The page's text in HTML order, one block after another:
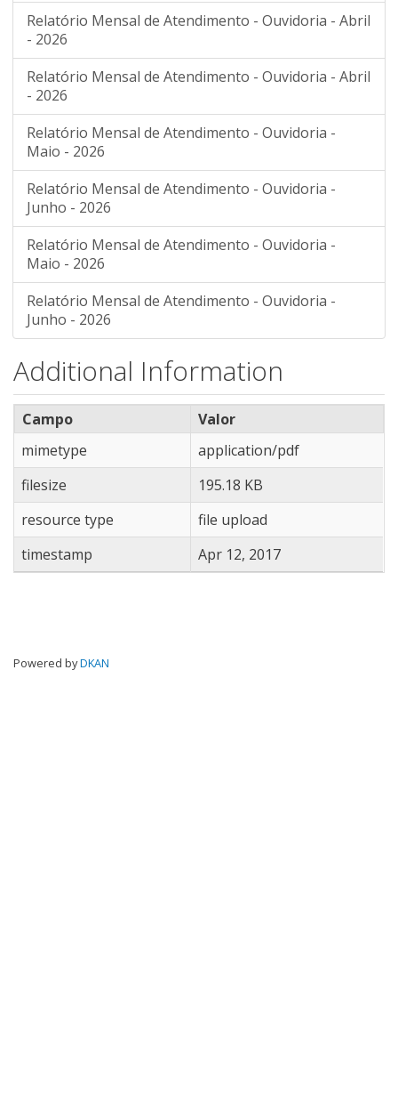
Relatório Mensal de Atendimento - Ouvidoria - Abril
- 2026
Relatório Mensal de Atendimento - Ouvidoria - Abril
- 2026
Relatório Mensal de Atendimento - Ouvidoria -
Maio - 2026
Relatório Mensal de Atendimento - Ouvidoria -
Junho - 2026
Relatório Mensal de Atendimento - Ouvidoria -
Maio - 2026
Relatório Mensal de Atendimento - Ouvidoria -
Junho - 2026
Additional Information
Campo
Valor
mimetype
application/pdf
filesize
195.18 KB
resource type
file upload
timestamp
Apr 12, 2017
Powered byDKAN